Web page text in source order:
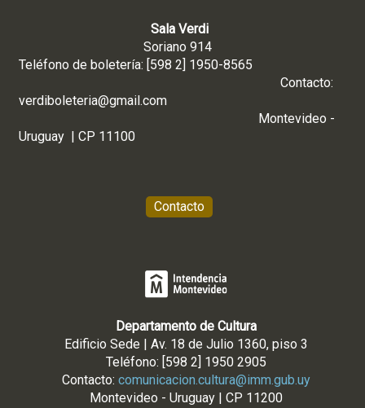
Sala Verdi
Soriano 914
Teléfono de boletería: [598 2] 1950-8565
Contacto:
verdiboleteria@gmail.com
Montevideo -
Uruguay | CP 11100
Contacto
Departamento de Cultura
Edificio Sede | Av. 18 de Julio 1360, piso 3
Teléfono: [598 2] 1950 2905
Contacto: comunicacion.cultura@imm.gub.uy
Montevideo - Uruguay | CP 11200